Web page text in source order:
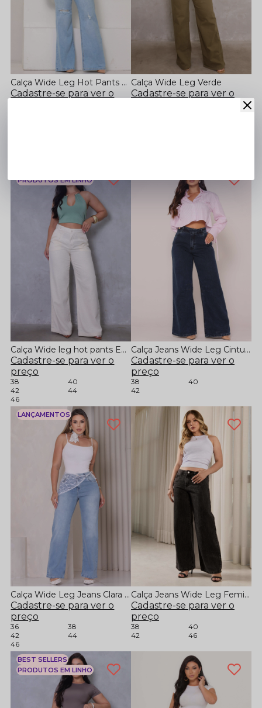
Calça Wide Leg Hot Pants Clara
Cadastre-se para ver o
Calça Wide Leg Verde
Cadastre-se para ver o
PRODUTOS EM LINHO
Calça Wide leg hot pants Em Linho
Cadastre-se para ver o
preço
38
40
42
44
46
Calça Jeans Wide Leg Cintura Alta
Cadastre-se para ver o
preço
38
40
42
LANÇAMENTOS
Calça Wide Leg Jeans Clara com Renda na Cintura
Cadastre-se para ver o
preço
36
38
42
44
46
Calça Jeans Wide Leg Feminina Cintura Baixa com Aplicação em Brilho
Cadastre-se para ver o
preço
38
40
42
46
BEST SELLERS
PRODUTOS EM LINHO